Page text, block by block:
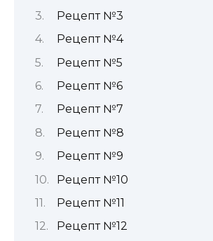
Рецепт №3
Рецепт №4
Рецепт №5
Рецепт №6
Рецепт №7
Рецепт №8
Рецепт №9
Рецепт №10
Рецепт №11
Рецепт №12